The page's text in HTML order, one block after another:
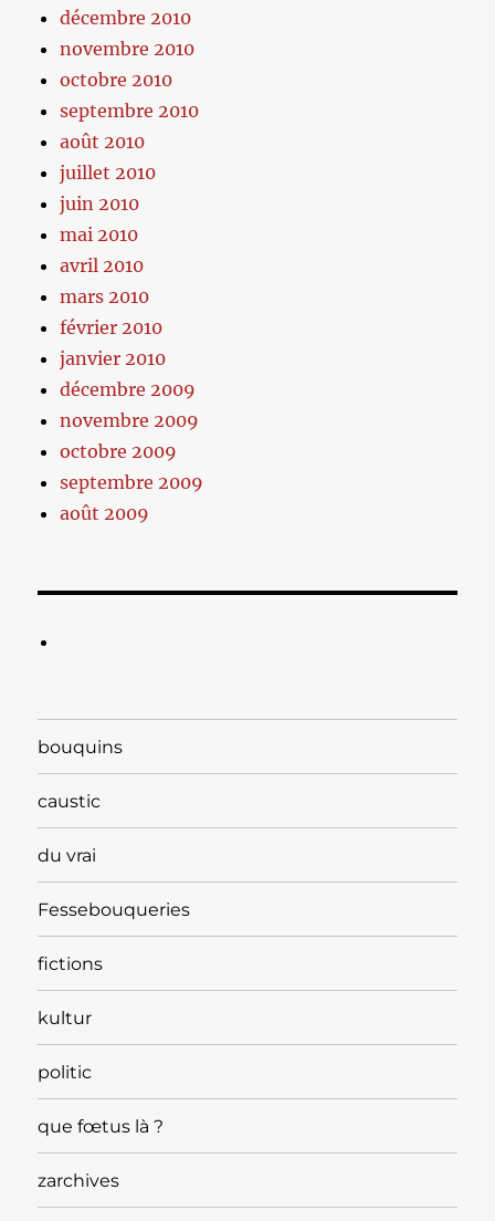
décembre 2010
novembre 2010
octobre 2010
septembre 2010
août 2010
juillet 2010
juin 2010
mai 2010
avril 2010
mars 2010
février 2010
janvier 2010
décembre 2009
novembre 2009
octobre 2009
septembre 2009
août 2009
bouquins
caustic
du vrai
Fessebouqueries
fictions
kultur
politic
que fœtus là ?
zarchives